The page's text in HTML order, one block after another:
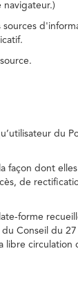
navigateur.)
du
façon dont
de
forme
Conseil du 27
libre circulation